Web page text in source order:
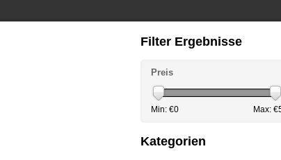
Filter Ergebnisse
Preis
Min: €0 Max: €
Kategorien